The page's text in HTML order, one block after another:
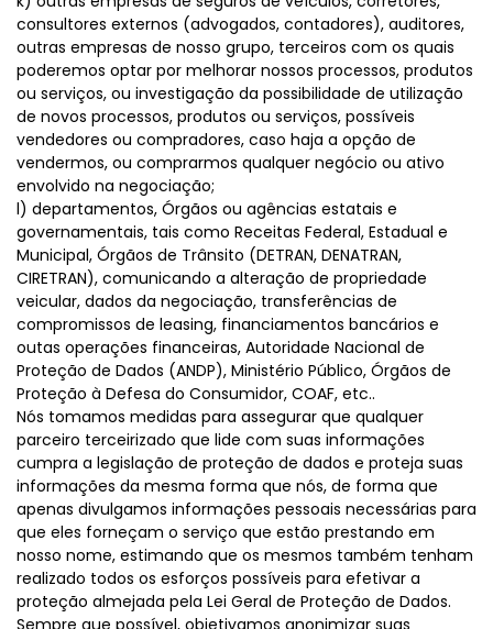
consultores externos (advogados, contadores), auditores,
outras empresas de nosso grupo, terceiros com os quais
poderemos optar por melhorar nossos processos, produtos
ou serviços, ou investigação da possibilidade de utilização
de novos processos, produtos ou serviços, possíveis
vendedores ou compradores, caso haja a opção de
vendermos, ou comprarmos qualquer negócio ou ativo
envolvido na negociação;
l) departamentos, Órgãos ou agências estatais e
governamentais, tais como Receitas Federal, Estadual e
Municipal, Órgãos de Trânsito (DETRAN, DENATRAN,
CIRETRAN), comunicando a alteração de propriedade
veicular, dados da negociação, transferências de
compromissos de leasing, financiamentos bancários e
outas operações financeiras, Autoridade Nacional de
Proteção de Dados (ANDP), Ministério Público, Órgãos de
Proteção à Defesa do Consumidor, COAF, etc..
Nós tomamos medidas para assegurar que qualquer
parceiro terceirizado que lide com suas informações
cumpra a legislação de proteção de dados e proteja suas
informações da mesma forma que nós, de forma que
apenas divulgamos informações pessoais necessárias para
que eles forneçam o serviço que estão prestando em
nosso nome, estimando que os mesmos também tenham
realizado todos os esforços possíveis para efetivar a
proteção almejada pela Lei Geral de Proteção de Dados.
Sempre que possível, objetivamos anonimizar suas